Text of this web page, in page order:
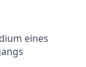
eines